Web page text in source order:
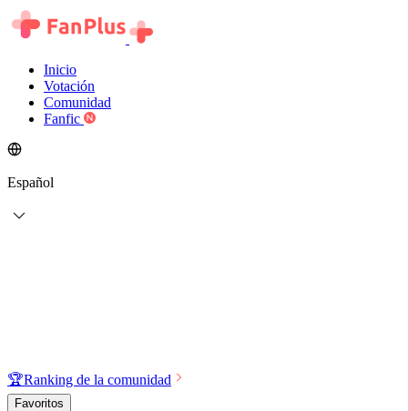
Inicio
Votación
Comunidad
Fanfic
Español
🏆Ranking de la comunidad
Favoritos